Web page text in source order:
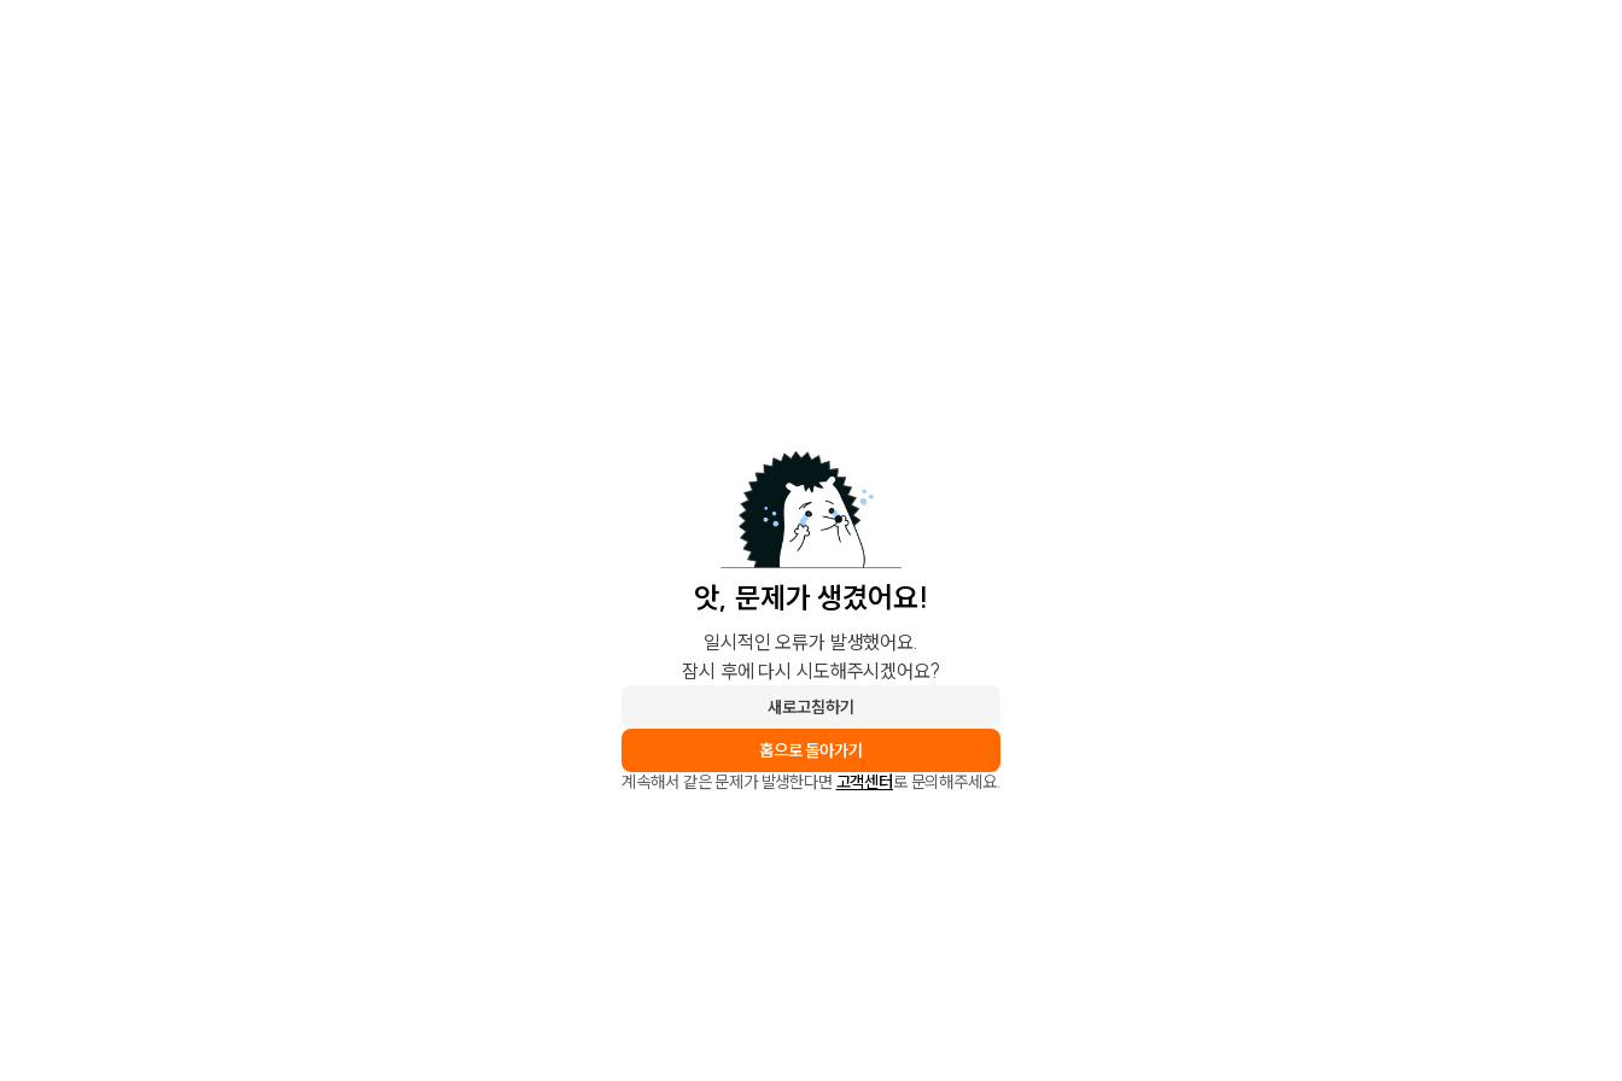
앗, 문제가 생겼어요!
일시적인 오류가 발생했어요.
잠시 후에 다시 시도해주시겠어요?
새로고침하기
홈으로 돌아가기
계속해서 같은 문제가 발생한다면 고객센터로 문의해주세요.